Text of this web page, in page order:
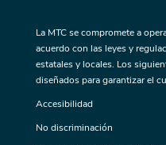
La MTC se compromete a
acuerdo con las leyes y
estatales y locales. Los
diseñados para garantizar el
Accesibilidad
No discriminación